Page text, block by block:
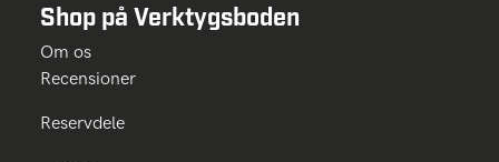
Shop på Verktygsboden
Om os
Recensioner
Reservdele